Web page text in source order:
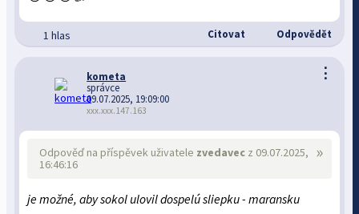
1 hlas Citovat Odpovědět
⋮
kometa
správce
09.07.2025, 19:09:00
xxx.xxx.147.163
»
Odpověď na příspěvek uživatele zvedavec z 09.07.2025,
16:46:16
je možné, aby sokol ulovil dospelú sliepku - maransku